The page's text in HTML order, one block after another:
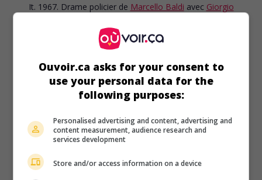
It. 1967. Drame policier de Marcello Baldi avec Giorgio
chargé par un magnat du pétrole de retrouver sa fille
disparue à Caracas.
Durée: 90 min.
au cinéma sur mes écrans
Ouvoir.ca asks for your consent to
use your personal data for the
following purposes:
Personalised advertising and content, advertising and
content measurement, audience research and
services development
Store and/or access information on a device